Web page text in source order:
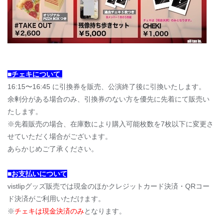
■チェキについて
16:15〜16:45 に引換券を販売、公演終了後に引換いたします。
余剰分がある場合のみ、引換券のない方を優先に先着にて販売い
たします。
※先着販売の場合、在庫数により購入可能枚数を7枚以下に変更さ
せていただく場合がございます。
あらかじめご了承ください。
■お支払いについて
vistlipグッズ販売では現金のほかクレジットカード決済・QRコー
ド決済がご利用いただけます。
※チェキは現金決済のみとなります。